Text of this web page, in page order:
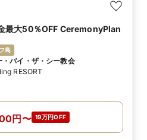
最大50％OFF CeremonyPlan
島
・バイ・ザ・シー教会
RESORT
円〜 19万円OFF